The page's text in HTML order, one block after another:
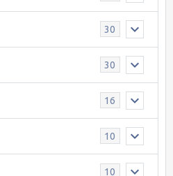
30
30
16
10
10